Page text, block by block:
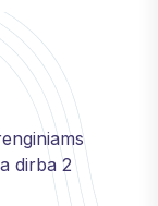
dirba 2